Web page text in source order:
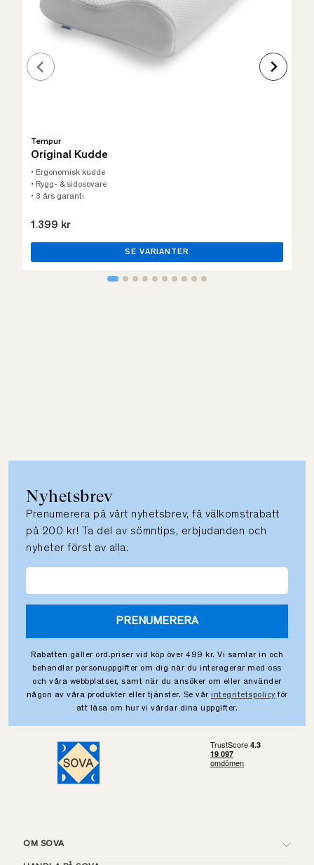
Tempur
Original Kudde
• Ergonomisk kudde
• Rygg- & sidosovare
• 3 års garanti
1.399 kr
SE VARIANTER
Nyhetsbrev
Prenumerera på vårt nyhetsbrev, få välkomstrabatt
på 200 kr! Ta del av sömntips, erbjudanden och
nyheter först av alla.
PRENUMERERA
Rabatten gäller ord.priser vid köp över 499 kr. Vi samlar in och
behandlar personuppgifter om dig när du interagerar med oss
och våra webbplatser, samt när du ansöker om eller använder
någon av våra produkter eller tjänster. Se vår integritetspolicy för
att läsa om hur vi vårdar dina uppgifter.
OM SOVA